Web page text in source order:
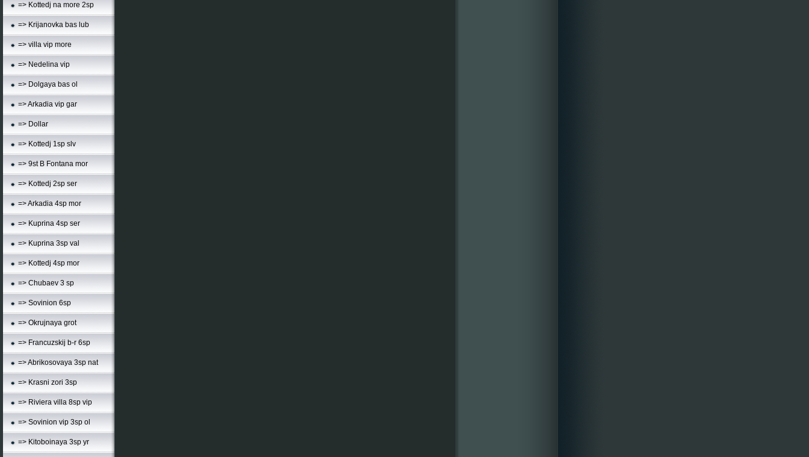
=> Kottedj na more 2sp
=> Krijanovka bas lub
=> villa vip more
=> Nedelina vip
=> Dolgaya bas ol
=> Arkadia vip gar
=> Dollar
=> Kottedj 1sp slv
=> 9st B Fontana mor
=> Kottedj 2sp ser
=> Arkadia 4sp mor
=> Kuprina 4sp ser
=> Kuprina 3sp val
=> Kottedj 4sp mor
=> Chubaev 3 sp
=> Sovinion 6sp
=> Okrujnaya grot
=> Francuzskij b-r 6sp
=> Abrikosovaya 3sp nat
=> Krasni zori 3sp
=> Riviera villa 8sp vip
=> Sovinion vip 3sp ol
=> Kitoboinaya 3sp yr